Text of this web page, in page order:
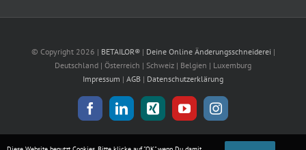
© Copyright 2026 | BETAILOR® | Deine Online Änderungsschneiderei |
Deutschland | Österreich | Schweiz | Belgien | Luxemburg
Impressum | AGB | Datenschutzerklärung
FacebookLinkedIn
Xing YouTubeInstagram